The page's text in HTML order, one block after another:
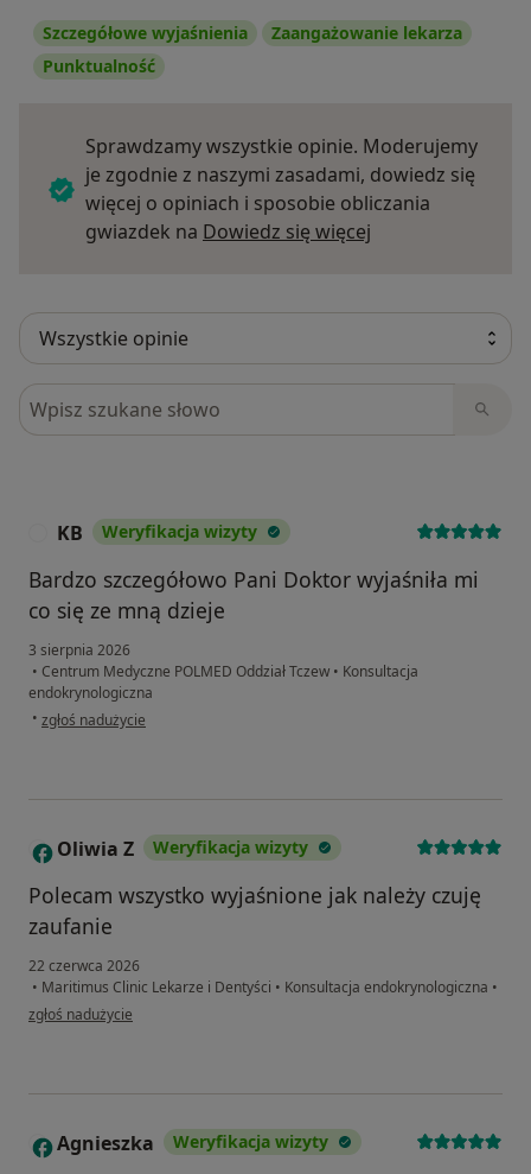
Szczegółowe wyjaśnienia
Zaangażowanie lekarza
Punktualność
Sprawdzamy wszystkie opinie. Moderujemy
je zgodnie z naszymi zasadami, dowiedz się
więcej o opiniach i sposobie obliczania
gwiazdek na Dowiedz się więcej
Szukaj w opiniach
KB Weryfikacja wizyty
Bardzo szczegółowo Pani Doktor wyjaśniła mi
co się ze mną dzieje
3 sierpnia 2026
• Centrum Medyczne POLMED Oddział Tczew • Konsultacja
endokrynologiczna
• w opinii użytkownika KB
zgłoś nadużycie
O Oliwia Z Weryfikacja wizyty
Polecam wszystko wyjaśnione jak należy czuję
zaufanie
22 czerwca 2026
• Maritimus Clinic Lekarze i Dentyści • Konsultacja endokrynologiczna •
w opinii użytkownika Oliwia Z
zgłoś nadużycie
A Agnieszka Weryfikacja wizyty